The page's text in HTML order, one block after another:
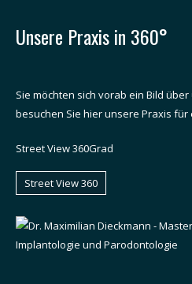
Unsere Praxis in 360°
Sie möchten sich vorab ein Bild
besuchen Sie hier unsere Praxis für
Street View 360Grad
Street View 360